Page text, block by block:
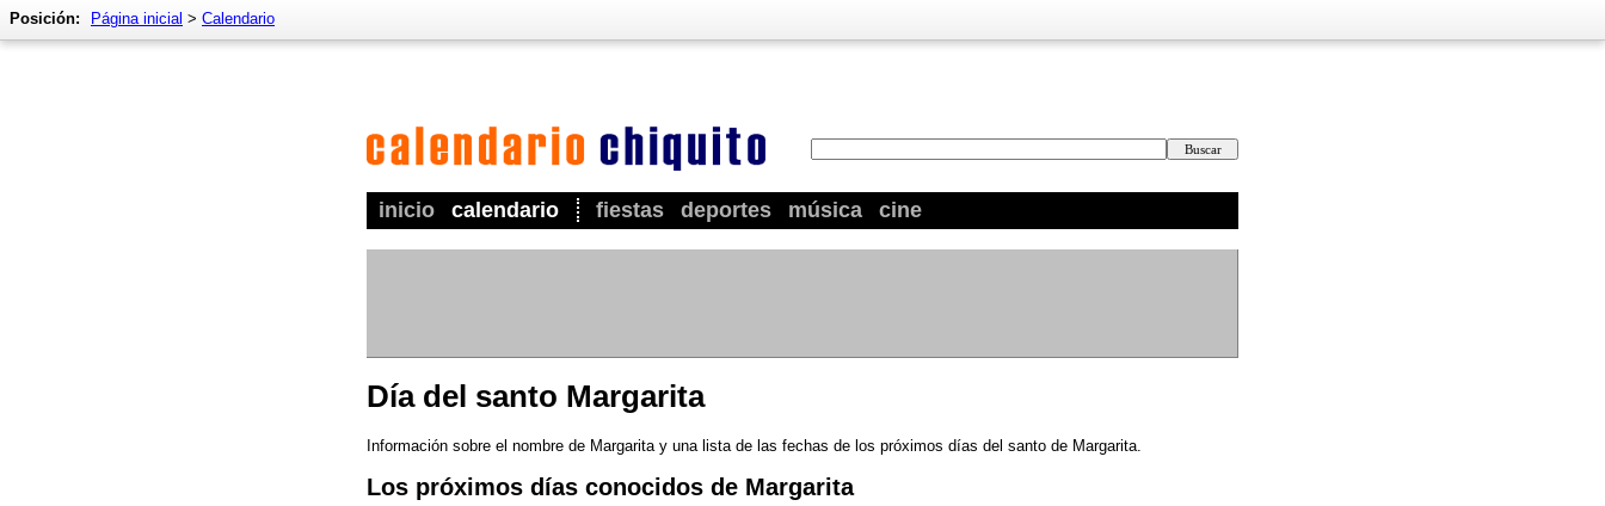
inicio calendario fiestas deportes música cine
Posición: Página inicial > Calendario
Día del santo Margarita
Información sobre el nombre de Margarita y una lista de las fechas de los próximos días del santo de Margarita.
Los próximos días conocidos de Margarita